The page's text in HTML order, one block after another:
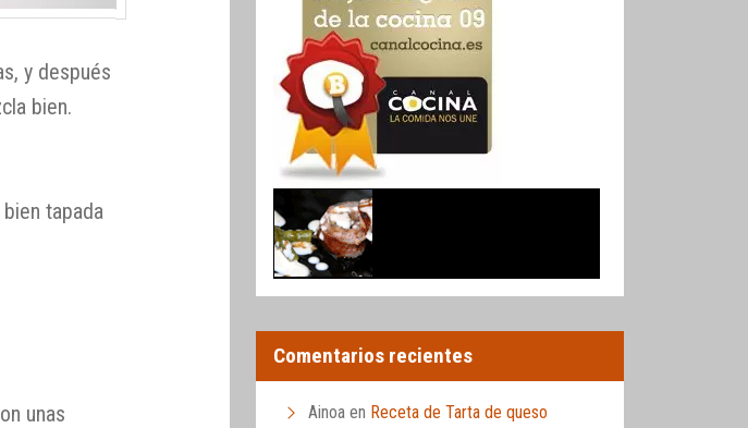
y después
bien.
tapada
unas
Comentarios recientes
Ainoa en Receta de Tarta de queso